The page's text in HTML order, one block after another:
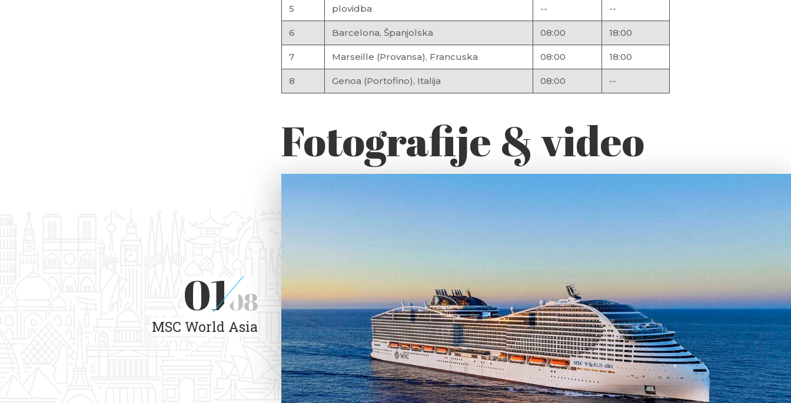
5 plovidba -- --
6 Barcelona, Španjolska 08:00 18:00
7 Marseille (Provansa), Francuska 08:00 18:00
8 Genoa (Portofino), Italija 08:00 --
Fotografije & video
0108
MSC World Asia